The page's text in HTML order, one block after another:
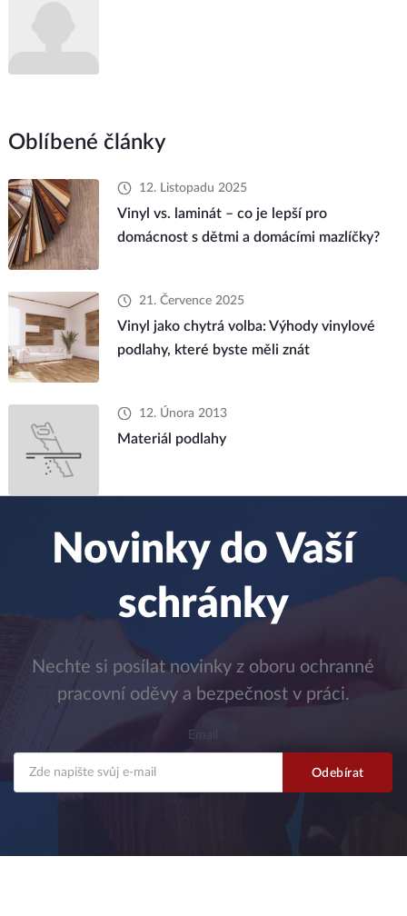
Oblíbené články
12. Listopadu 2025
Vinyl vs. laminát – co je lepší pro
domácnost s dětmi a domácími mazlíčky?
21. Července 2025
Vinyl jako chytrá volba: Výhody vinylové
podlahy, které byste měli znát
12. Února 2013
Materiál podlahy
Novinky do Vaší
schránky
Nechte si posílat novinky z oboru ochranné
pracovní oděvy a bezpečnost v práci.
Email